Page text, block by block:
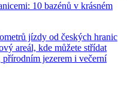
10 bazénů v krásném
jízdy od českých hranic
areál, kde můžete střídat
jezerem i večerní